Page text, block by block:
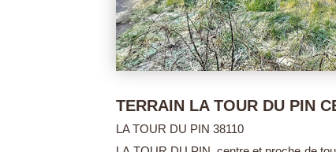
TERRAIN LA TOUR DU PIN
LA TOUR DU PIN 38110